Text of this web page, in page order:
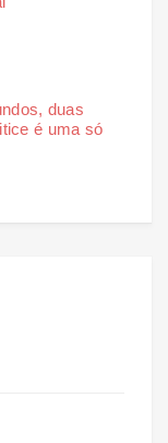
duas
é uma só